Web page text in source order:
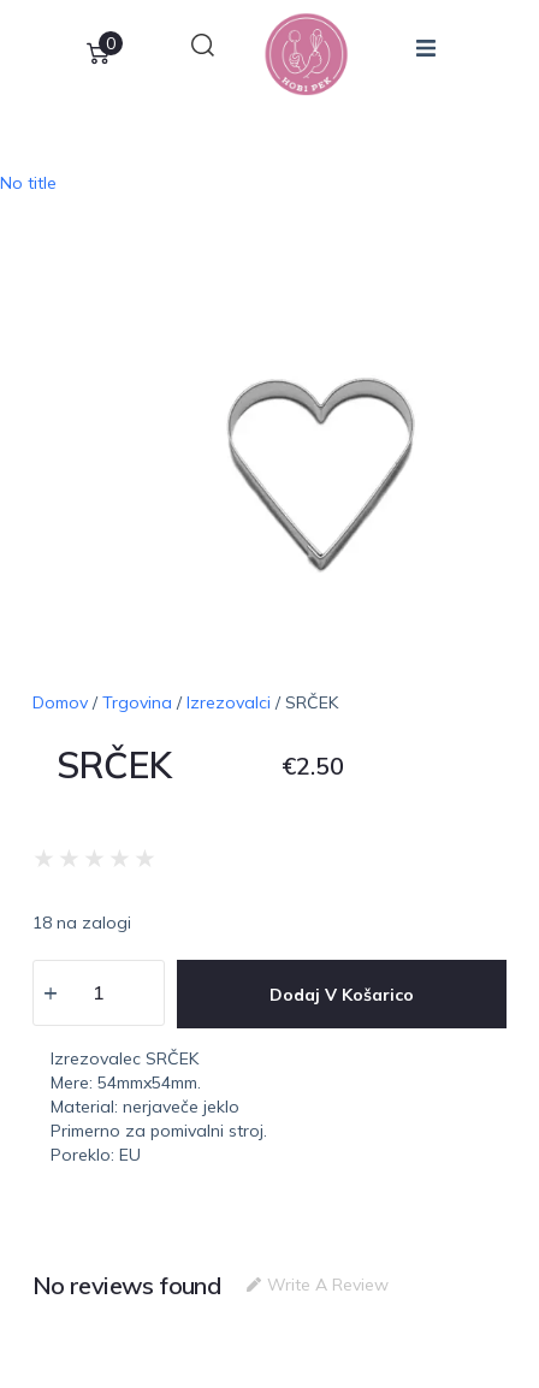
0
No title
Domov/Trgovina /Izrezovalci / SRČEK
SRČEK €2.50
★ ★ ★ ★ ★
18 na zalogi
Dodaj V Košarico
Izrezovalec SRČEK
Mere: 54mmx54mm.
Material: nerjaveče jeklo
Primerno za pomivalni stroj.
Poreklo: EU
No reviews found Write A Review